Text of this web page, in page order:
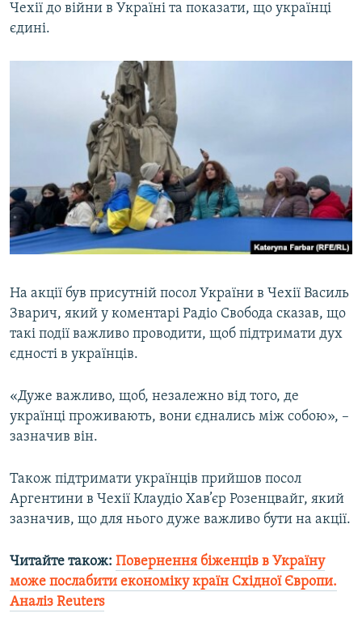
Чехії до війни в Україні та показати, що українці
єдині.
На акції був присутній посол України в Чехії Василь
Зварич, який у коментарі Радіо Свобода сказав, що
такі події важливо проводити, щоб підтримати дух
єдності в українців.
«Дуже важливо, щоб, незалежно від того, де
українці проживають, вони єднались між собою», –
зазначив він.
Також підтримати українців прийшов посол
Аргентини в Чехії Клаудіо Хав’єр Розенцвайг, який
зазначив, що для нього дуже важливо бути на акції.
Читайте також: Повернення біженців в Україну
може послабити економіку країн Східної Європи.
Аналіз Reuters